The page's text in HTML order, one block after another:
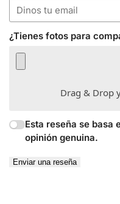
¿Tienes fotos para
Drag & Drop
Esta reseña se basa
opinión genuina.
Enviar una reseña